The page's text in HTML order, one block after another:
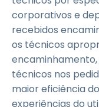
corporativos e
recebidos
os técnicos
técnicos nos
maior eficiência
experiências do